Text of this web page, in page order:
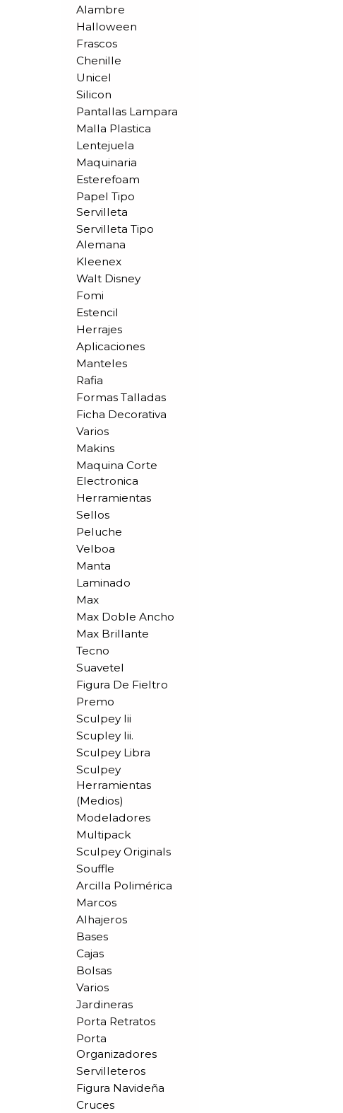
Alambre
Halloween
Frascos
Chenille
Unicel
Silicon
Pantallas Lampara
Malla Plastica
Lentejuela
Maquinaria
Esterefoam
Papel Tipo
Servilleta
Servilleta Tipo
Alemana
Kleenex
Walt Disney
Fomi
Estencil
Herrajes
Aplicaciones
Manteles
Rafia
Formas Talladas
Ficha Decorativa
Varios
Makins
Maquina Corte
Electronica
Herramientas
Sellos
Peluche
Velboa
Manta
Laminado
Max
Max Doble Ancho
Max Brillante
Tecno
Suavetel
Figura De Fieltro
Premo
Sculpey Iii
Scupley Iii.
Sculpey Libra
Sculpey
Herramientas
(medios)
Modeladores
Multipack
Sculpey Originals
Souffle
Arcilla Polimérica
Marcos
Alhajeros
Bases
Cajas
Bolsas
Varios
Jardineras
Porta Retratos
Porta
Organizadores
Servilleteros
Figura Navideña
Cruces